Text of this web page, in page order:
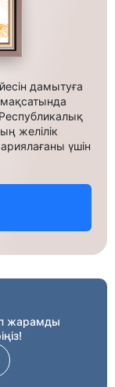
дамытуға
желілік
үшін
жарамды